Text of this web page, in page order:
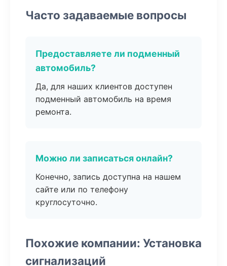
Часто задаваемые вопросы
Предоставляете ли подменный
автомобиль?
Да, для наших клиентов доступен
подменный автомобиль на время
ремонта.
Можно ли записаться онлайн?
Конечно, запись доступна на нашем
сайте или по телефону
круглосуточно.
Похожие компании: Установка
сигнализаций